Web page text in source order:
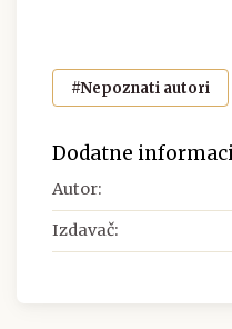
#Nepoznati autori
Dodatne
Autor:
Izdavač: